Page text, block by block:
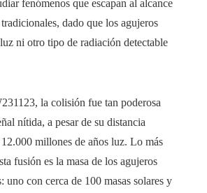
fenómenos que escapan al alcance
dado que los agujeros
ni otro tipo de radiación detectable
la colisión fue tan poderosa
nítida, a pesar de su distancia
12.000 millones de años luz. Lo más
fusión es la masa de los agujeros
uno con cerca de 100 masas solares y